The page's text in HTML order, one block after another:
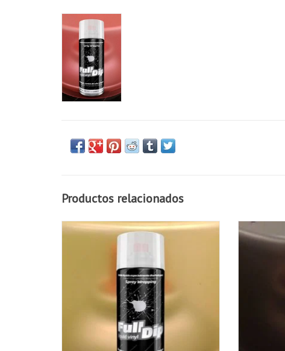
Productos relacionados
FullDip Smoke Yellow 400ml spray